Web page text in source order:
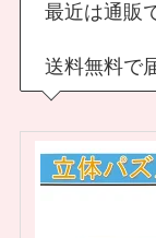
最近は通販
送料無料で